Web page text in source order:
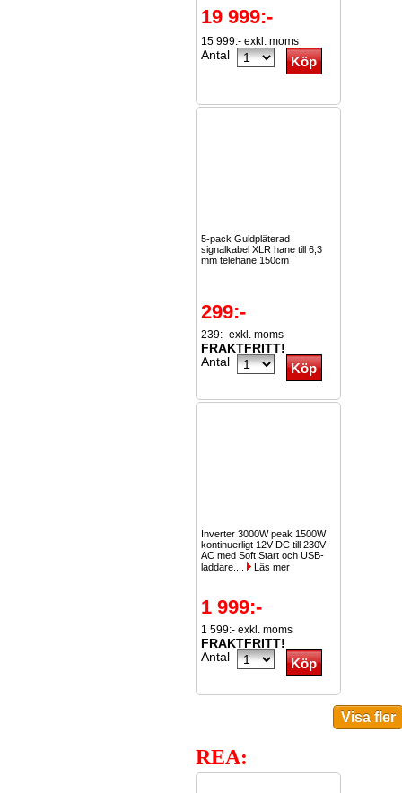
19 999:-
15 999:- exkl. moms
Antal
5-pack Guldpläterad
signalkabel XLR hane till 6,3
mm telehane 150cm
299:-
239:- exkl. moms
FRAKTFRITT!
Antal
Inverter 3000W peak 1500W
kontinuerligt 12V DC till 230V
AC med Soft Start och USB-
laddare....
Läs mer
1 999:-
1 599:- exkl. moms
FRAKTFRITT!
Antal
REA: